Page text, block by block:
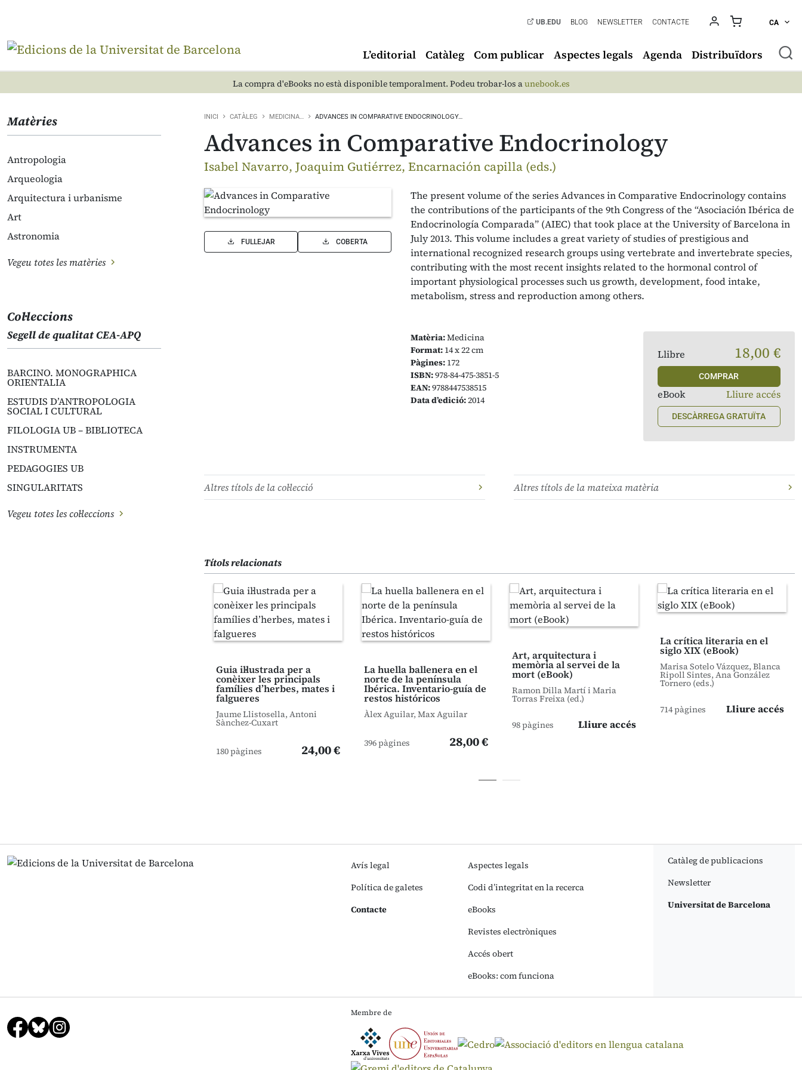
UB.EDU BLOG NEWSLETTER CONTACTE CA
L’editorial Catàleg Com publicar Aspectes legals Agenda Distribuïdors
La compra d'eBooks no està disponible temporalment. Podeu trobar-los aunebook.es
Matèries
Antropologia
Arqueologia
Arquitectura i urbanisme
Art
Astronomia
Vegeu totes les matèries
Col·leccions
Segell de qualitat CEA-APQ
BARCINO. MONOGRAPHICA
ORIENTALIA
ESTUDIS D’ANTROPOLOGIA
SOCIAL I CULTURAL
FILOLOGIA UB – BIBLIOTECA
INSTRUMENTA
PEDAGOGIES UB
SINGULARITATS
Vegeu totes les col·leccions
INICI CATÀLEG MEDICINA… ADVANCES IN COMPARATIVE ENDOCRINOLOGY…
Advances in Comparative Endocrinology
Isabel Navarro, Joaquim Gutiérrez, Encarnación capilla (eds.)
FULLEJAR COBERTA
The present volume of the series Advances in Comparative Endocrinology contains
the contributions of the participants of the 9th Congress of the “Asociación Ibérica de
Endocrinología Comparada” (AIEC) that took place at the University of Barcelona in
July 2013. This volume includes a great variety of studies of prestigious and
international recognized research groups using vertebrate and invertebrate species,
contributing with the most recent insights related to the hormonal control of
important physiological processes such us growth, development, food intake,
metabolism, stress and reproduction among others.
Matèria:Medicina
Format: 14 x 22 cm
Pàgines: 172
ISBN:978-84-475-3851-5
EAN:9788447538515
Data d’edició:2014
Llibre 18,00 €
COMPRAR
eBook Lliure accés
DESCÀRREGA GRATUÏTA
Altres títols de la col·lecció Altres títols de la mateixa matèria
Títols relacionats
Guia il·lustrada per a
conèixer les principals
famílies d’herbes, mates i
falgueres
Jaume Llistosella, Antoni
Sànchez-Cuxart
180 pàgines 24,00 €
La huella ballenera en el
norte de la península
Ibérica. Inventario-guía de
restos históricos
Àlex Aguilar, Max Aguilar
396 pàgines 28,00 €
Art, arquitectura i
memòria al servei de la
mort (eBook)
Ramon Dilla Martí i Maria
Torras Freixa (ed.)
98 pàgines Lliure accés
La crítica literaria en el
siglo XIX (eBook)
Marisa Sotelo Vázquez, Blanca
Ripoll Sintes, Ana González
Tornero (eds.)
714 pàgines Lliure accés
Avís legal
Política de galetes
Contacte
Aspectes legals
Codi d’integritat en la recerca
eBooks
Revistes electròniques
Accés obert
eBooks: com funciona
Catàleg de publicacions
Newsletter
Universitat de Barcelona
Membre de